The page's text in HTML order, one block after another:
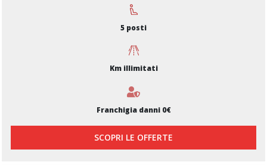
5 posti
Km illimitati
Franchigia danni 0€
SCOPRI LE OFFERTE